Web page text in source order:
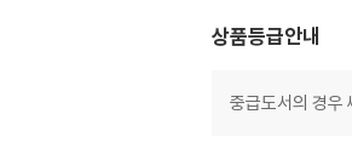
상품등급안내
중급도서의 경우